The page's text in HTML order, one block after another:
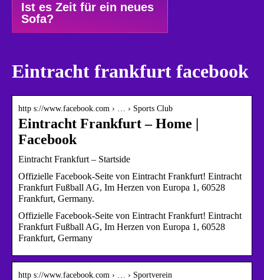
Ist es Zeit für ein neues
Sofa?
Eintracht frankfurt facebook
http s://www.facebook.com › … › Sports Club
Eintracht Frankfurt – Home |
Facebook
Eintracht Frankfurt – Startside
Offizielle Facebook-Seite von Eintracht Frankfurt! Eintracht
Frankfurt Fußball AG, Im Herzen von Europa 1, 60528
Frankfurt, Germany.
Offizielle Facebook-Seite von Eintracht Frankfurt! Eintracht
Frankfurt Fußball AG, Im Herzen von Europa 1, 60528
Frankfurt, Germany
http s://www.facebook.com › … › Sportverein